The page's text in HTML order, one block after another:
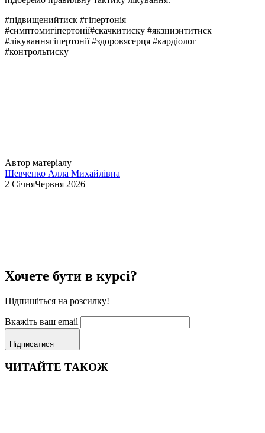
#підвищенийтиск #гіпертонія
#симптомигіпертонії#скачкитиску #якзнизититиск
#лікуваннягіпертонії #здоровясерця #кардіолог
#контрольтиску
Автор матеріалу
Шевченко Алла Михайлівна
2 СічняЧервня 2026
Хочете бути в курсі?
Підпишіться на розсилку!
Вкажіть ваш email
Підписатися
ЧИТАЙТЕ ТАКОЖ